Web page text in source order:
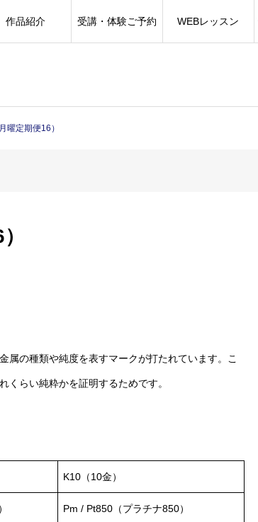
作品紹介 受講・体験ご予約 WEBレッスン
曜定期便16）
属の種類や純度を表すマークが打たれています。こ
くらい純粋かを証明するためです。
K10（10金）
Pm / Pt850（プラチナ850）